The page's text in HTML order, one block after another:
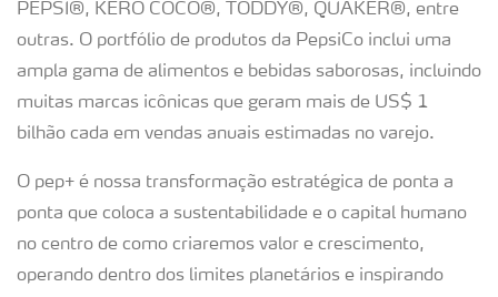
PEPSI®, KERO COCO®, TODDY®, QUAKER®, entre
outras. O portfólio de produtos da PepsiCo inclui uma
ampla gama de alimentos e bebidas saborosas, incluindo
muitas marcas icônicas que geram mais de US$ 1
bilhão cada em vendas anuais estimadas no varejo.
O pep+ é nossa transformação estratégica de ponta a
ponta que coloca a sustentabilidade e o capital humano
no centro de como criaremos valor e crescimento,
operando dentro dos limites planetários e inspirando